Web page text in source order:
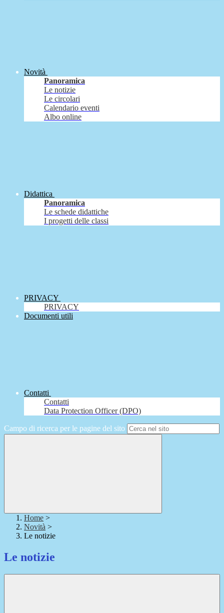
Novità
Panoramica
Le notizie
Le circolari
Calendario eventi
Albo online
Didattica
Panoramica
Le schede didattiche
I progetti delle classi
PRIVACY
PRIVACY
Documenti utili
Contatti
Contatti
Data Protection Officer (DPO)
Campo di ricerca per le pagine del sito
Home >
Novità >
Le notizie
Le notizie